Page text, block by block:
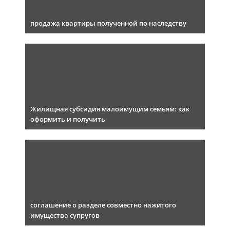
продажа квартиры полученной по наследству
Жилищная субсидия малоимущим семьям: как
оформить и получить
соглашение о разделе совместно нажитого
имущества супругов